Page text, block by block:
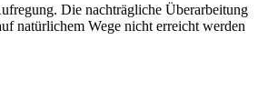
Die nachträgliche Überarbeitung
natürlichem Wege nicht erreicht werden